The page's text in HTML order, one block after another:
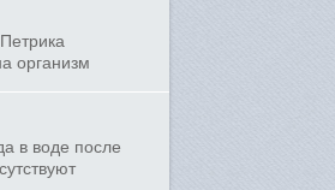
организм
в воде после